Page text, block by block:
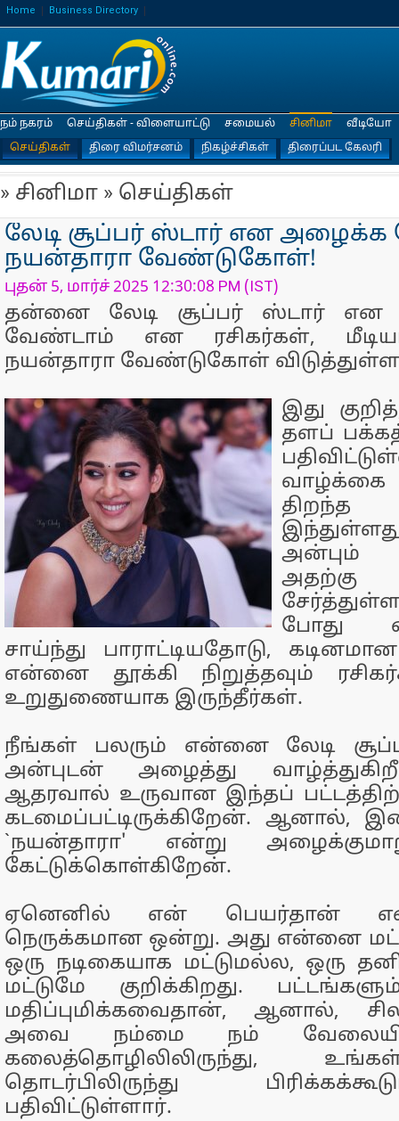
Home Business Directory
நம் நகரம் செய்திகள் - விளையாட்டு சமையல்
சினிமா
செய்திகள்
திரை விமர்சனம் நிகழ்ச்சிகள் திரைப்பட கேலரி
வீடியோ
» சினிமா » செய்திகள்
லேடி சூப்பர் ஸ்டார் என
நயன்தாரா வேண்டுகோள்!
புதன் 5, மார்ச் 2025 12:30:08 PM (IST)
தன்னை லேடி சூப்பர் ஸ்டார்
வேண்டாம் என ரசிகர்கள்,
நயன்தாரா வேண்டுகோள்
இது
தளப்
வாழ்க்கை
திறந்த
அன்பும்
போது
சாய்ந்து பாராட்டியதோடு,
என்னை தூக்கி நிறுத்தவும்
உறுதுணையாக இருந்தீர்கள்.
நீங்கள் பலரும் என்னை லேடி
அன்புடன் அழைத்து
ஆதரவால் உருவான இந்தப்
கடமைப்பட்டிருக்கிறேன். ஆனால்,
`நயன்தாரா' என்று
கேட்டுக்கொள்கிறேன்.
ஏனெனில் என் பெயர்தான்
நெருக்கமான ஒன்று. அது என்னை
ஒரு நடிகையாக மட்டுமல்ல, ஒரு
மட்டுமே குறிக்கிறது.
மதிப்புமிக்கவைதான், ஆனால்,
அவை நம்மை நம்
கலைத்தொழிலிலிருந்து,
தொடர்பிலிருந்து
பதிவிட்டுள்ளார்.